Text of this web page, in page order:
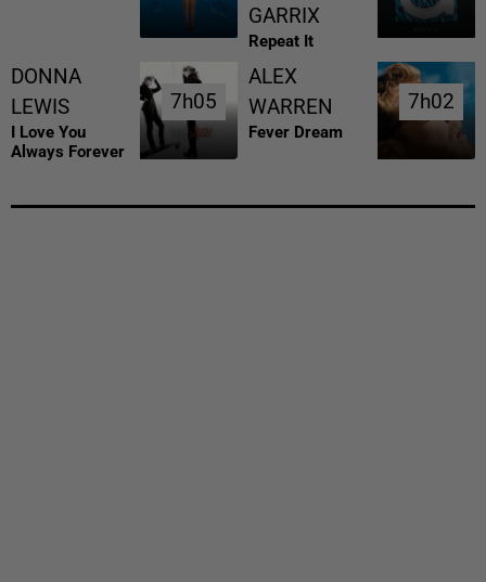
GARRIX
Repeat It
DONNA
LEWIS
I Love You
Always Forever
7h05
7h05
ALEX
WARREN
Fever Dream
7h02
7h02